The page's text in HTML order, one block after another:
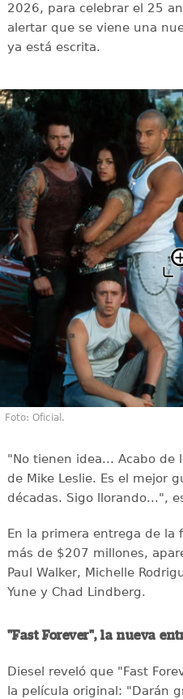
2026, para celebrar el 25
alertar que se viene una
ya está escrita.
Foto: Oficial.
"No tienen idea... Acabo de
de Mike Leslie. Es el mejor
décadas. Sigo llorando...",
En la primera entrega de la
más de $207 millones,
Paul Walker, Michelle
Yune y Chad Lindberg.
"Fast Forever", la nueva
Diesel reveló que "Fast
la película original: "Darán